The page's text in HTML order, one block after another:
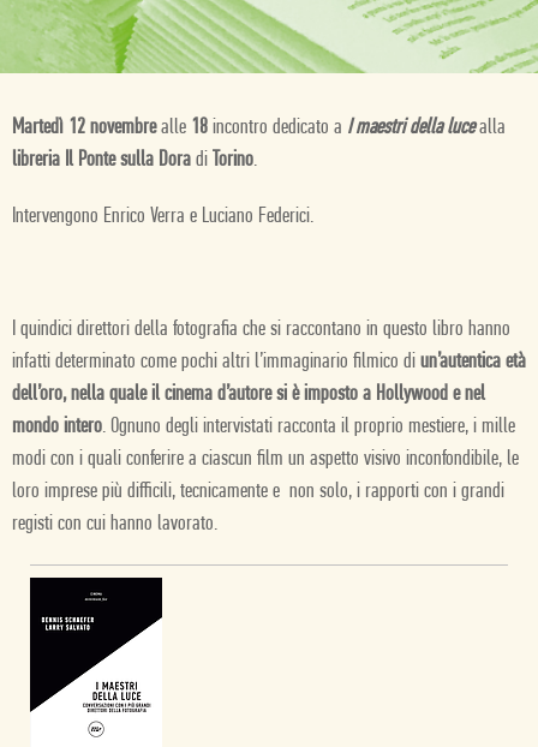
Martedì 12 novembrealle 18 incontro dedicato a I maestri della lucealla
libreria Il Ponte sulla Dora di Torino.
Intervengono Enrico Verra e Luciano Federici.
I quindici direttori della fotografia che si raccontano in questo libro hanno
infatti determinato come pochi altri l’immaginario filmico di un’autentica età
dell’oro, nella quale il cinema d’autore si è imposto a Hollywood e nel
mondo intero. Ognuno degli intervistati racconta il proprio mestiere, i mille
modi con i quali conferire a ciascun film un aspetto visivo inconfondibile, le
loro imprese più difficili, tecnicamente e non solo, i rapporti con i grandi
registi con cui hanno lavorato.